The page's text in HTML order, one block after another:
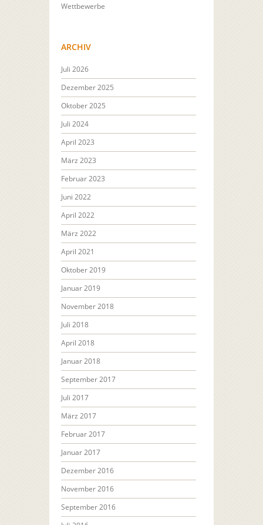
Wettbewerbe
ARCHIV
Juli 2026
Dezember 2025
Oktober 2025
Juli 2024
April 2023
März 2023
Februar 2023
Juni 2022
April 2022
März 2022
April 2021
Oktober 2019
Januar 2019
November 2018
Juli 2018
April 2018
Januar 2018
September 2017
Juli 2017
März 2017
Februar 2017
Januar 2017
Dezember 2016
November 2016
September 2016